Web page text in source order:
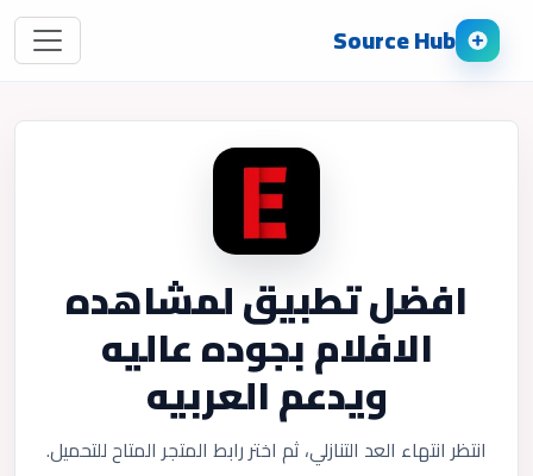
Source Hub
افضل تطبيق لمشاهده
الافلام بجوده عاليه
ويدعم العربيه
انتظر انتهاء العد التنازلي، ثم اختر رابط المتجر المتاح للتحميل.